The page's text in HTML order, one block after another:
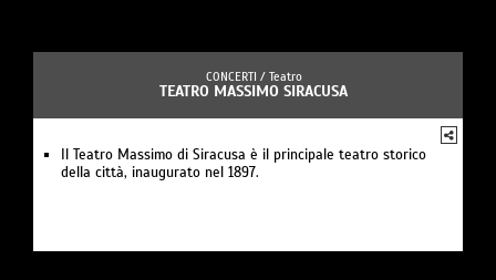
CONCERTI / Teatro
TEATRO MASSIMO SIRACUSA
Il Teatro Massimo di Siracusa è il principale teatro storico
della città, inaugurato nel 1897.